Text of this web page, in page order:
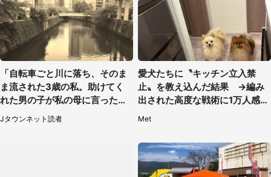
「自転車ごと川に落ち、そのま
ま流された3歳の私。助けてく
れた男の子が私の母に言ったの
は...」（千葉県・20代女性）
Jタウンネット読者
愛犬たちに〝キッチン立入禁
止〟を教え込んだ結果 →編み
出された高度な戦術に1万人感心
Met